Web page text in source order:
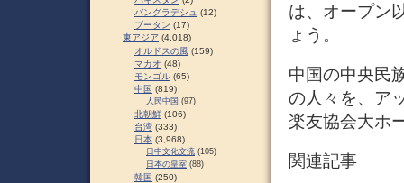
は、オープン
ょう。
中国の中央民
の人々を、ア
楽友協会大ホ
関連記事
バングラデシュ (12)
ブータン (17)
東アジア (4,018)
オルドスの風 (159)
マカオ (48)
モンゴル (65)
中国 (819)
人民中国 (97)
北朝鮮 (106)
台湾 (333)
日本 (3,968)
日中文化交流 (105)
日本の皇室 (88)
韓国 (250)